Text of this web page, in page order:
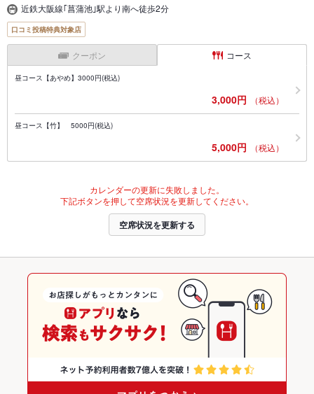
近鉄大阪線｢菖蒲池｣駅より南へ徒歩2分
口コミ投稿特典対象店
クーポン コース
昼コース【あやめ】3000円(税込)
3,000円 （税込）
昼コース【竹】 5000円(税込)
5,000円 （税込）
カレンダーの更新に失敗しました。
下記ボタンを押して空席状況を更新してください。
空席状況を更新する